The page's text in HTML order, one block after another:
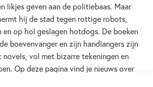
likjes geven aan de politiebaas. Maar
hij de stad tegen rottige robots,
op hol geslagen hotdogs. De boeken
boevenvanger en zijn handlangers zijn
vol met bizarre tekeningen en
Op deze pagina vind je nieuws over